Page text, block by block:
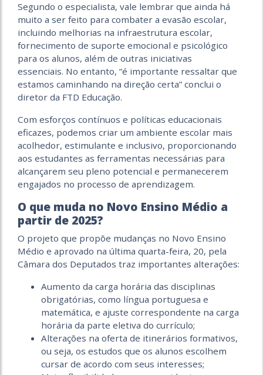
Segundo o especialista, vale lembrar que ainda há
muito a ser feito para combater a evasão escolar,
incluindo melhorias na infraestrutura escolar,
fornecimento de suporte emocional e psicológico
para os alunos, além de outras iniciativas
essenciais. No entanto, “é importante ressaltar que
estamos caminhando na direção certa” conclui o
diretor da FTD Educação.
Com esforços contínuos e políticas educacionais
eficazes, podemos criar um ambiente escolar mais
acolhedor, estimulante e inclusivo, proporcionando
aos estudantes as ferramentas necessárias para
alcançarem seu pleno potencial e permanecerem
engajados no processo de aprendizagem.
O que muda no Novo Ensino Médio a
partir de 2025?
O projeto que propõe mudanças no Novo Ensino
Médio e aprovado na última quarta-feira, 20, pela
Câmara dos Deputados traz importantes alterações:
Aumento da carga horária das disciplinas
obrigatórias, como língua portuguesa e
matemática, e ajuste correspondente na carga
horária da parte eletiva do currículo;
Alterações na oferta de itinerários formativos,
ou seja, os estudos que os alunos escolhem
cursar de acordo com seus interesses;